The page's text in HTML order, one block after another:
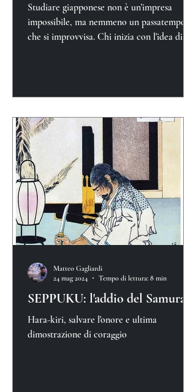
Studiare giapponese non è un'impresa
impossibile, ma nemmeno un passatempo
che si improvvisa. Chi inizia con l'idea di
SEPPUKU: l'addio del Samurai
Hara-kiri, salvare l'onore e ultima
dimostrazione di coraggio
Matteo Gagliardi
24 mag 2024
Tempo di lettura: 8 min